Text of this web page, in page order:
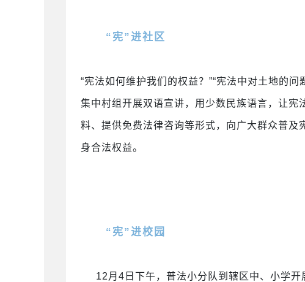
“宪”进社区
“宪法如何维护我们的权益？”“宪法中对土地的
集中村组开展双语宣讲，用少数民族语言，让宪
料、提供免费法律咨询等形式，向广大群众普
身合法权益。
“宪”进校园
12月4日下午，普法小分队到辖区中、小学开